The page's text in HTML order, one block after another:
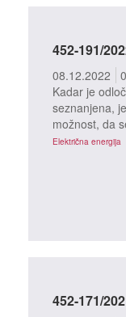
452-191/
08.12.2022
Kadar je
seznanjena,
možnost, da
Električna energija
452-171/